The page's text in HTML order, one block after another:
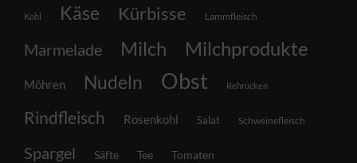
Kohl Käse Kürbisse Lammfleisch
Marmelade Milch Milchprodukte
Möhren Nudeln Obst Rehrücken
Rindfleisch Rosenkohl Salat Schweinefleisch
Spargel Säfte Tee Tomaten